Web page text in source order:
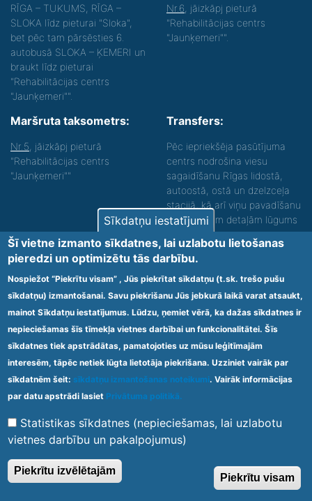
RĪGA – TUKUMS, RĪGA –
SLOKA līdz pieturai "Sloka",
bet pēc tam pārsēsties 6.
autobusā SLOKA – ĶEMERI un
braukt līdz pieturai
"Rehabilitācijas centrs
"Jaunķemeri"".
Nr.6 , jāizkāpj pieturā
"Rehabilitācijas centrs
"Jaunķemeri"".
Maršruta taksometrs:
Nr.5 , jāizkāpj pieturā
"Rehabilitācijas centrs
"Jaunķemeri""
Transfers:
Pēc iepriekšēja pasūtījuma
centrs nodrošina viesu
sagaidīšanu Rīgas lidostā,
autoostā, ostā un dzelzceļa
stacijā, kā arī viņu pavadīšanu
(par sīkākām detaļām lūgums
Nodrošinām vides piekļūstamību personām ar
funkcionāliem traucējumiem! SIA „Sanare-KRC
Jaunķemeri”, Kolkas ielā 20, Jūrmalā ir nodrošināta vides
piekļūstamība personām ar funkcionāliem traucējumiem,
tādejādi nodrošinot atbilstību Ministru kabineta
2009.gada 20.janvāra noteikumos Nr.60 „Noteikumi par
obligātajām prasībām ārstniecības iestādēm un to
struktūrvienībām” minētajām prasībām.
Ārstniecības iestādes kods 1300 – 64003
Footer
menu
Vietnes karte Noteikumi un privātuma politika
© 2020 Kūrorta Rehabilitācijas Centrs - Jaunķemeri. Visas tiesības
Sīkdatņu iestatījumi
Šī vietne izmanto sīkdatnes, lai uzlabotu lietošanas
pieredzi un optimizētu tās darbību.
Nospiežot “Piekrītu visam” , Jūs piekrītat sīkdatņu (t.sk. trešo pušu
sīkdatņu) izmantošanai. Savu piekrišanu Jūs jebkurā laikā varat atsaukt,
mainot Sīkdatņu iestatījumus. Lūdzu, ņemiet vērā, ka dažas sīkdatnes ir
nepieciešamas šīs tīmekļa vietnes darbībai un funkcionalitātei. Šīs
sīkdatnes tiek apstrādātas, pamatojoties uz mūsu leģitīmajām
interesēm, tāpēc netiek lūgta lietotāja piekrišana. Uzziniet vairāk par
sīkdatnēm šeit: sīkdatņu izmantošanas noteikumi. Vairāk informācijas
par datu apstrādi lasiet Privātuma politikā.
Statistikas sīkdatnes (nepieciešamas, lai uzlabotu
vietnes darbību un pakalpojumus)
Piekrītu izvēlētajām
Piekrītu visam